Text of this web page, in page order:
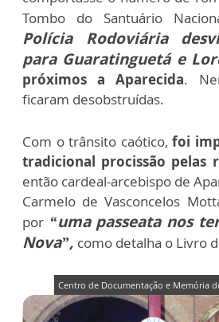
Tombo do Santuário
Polícia Rodoviária
para Guaratinguetá e
próximos a Aparecida.
ficaram desobstruídas.
Com o trânsito caótico,foi
tradicional procissão pelas
então cardeal-arcebispo de
Carmelo de Vasconcelos
por “uma passeata nos
Nova”, como detalha o Livro
Centro de Documentação e Memória